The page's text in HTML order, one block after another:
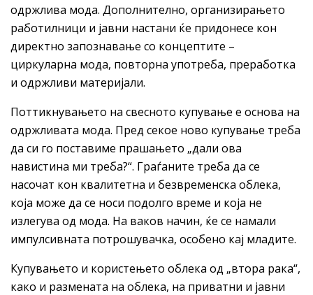
одржлива мода. Дополнително, организирањето
работилници и јавни настани ќе придонесе кон
директно запознавање со концептите –
циркуларна мода, повторна употреба, преработка
и одржливи материјали.
Поттикнувањето на свесното купување е основа на
одржливата мода. Пред секое ново купување треба
да си го поставиме прашањето „дали ова
навистина ми треба?“. Граѓаните треба да се
насочат кон квалитетна и безвременска облека,
која може да се носи подолго време и која не
излегува од мода. На ваков начин, ќе се намали
импулсивната потрошувачка, особено кај младите.
Купувањето и користењето облека од „втора рака“,
како и размената на облека, на приватни и јавни